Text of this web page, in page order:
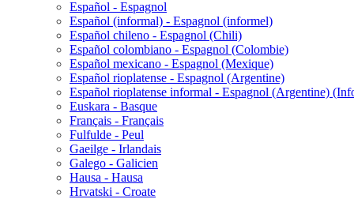
Español - Espagnol
Español (informal) - Espagnol (informel)
Español chileno - Espagnol (Chili)
Español colombiano - Espagnol (Colombie)
Español mexicano - Espagnol (Mexique)
Español rioplatense - Espagnol (Argentine)
Español rioplatense informal - Espagnol (Argentine)
Euskara - Basque
Français - Français
Fulfulde - Peul
Gaeilge - Irlandais
Galego - Galicien
Hausa - Hausa
Hrvatski - Croate